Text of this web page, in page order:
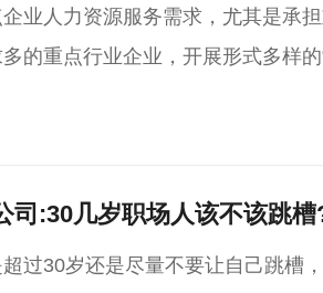
业人力资源服务需求，尤其是承
的重点行业企业，开展形式多样的
司:30几岁职场人该不该跳槽
过30岁还是尽量不要让自己跳槽